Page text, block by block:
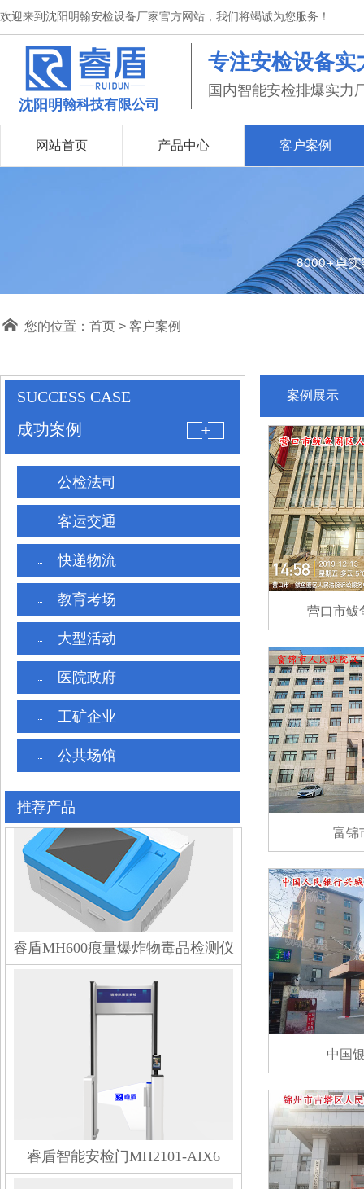
欢迎来到沈阳明翰安检设备厂家官方网站，我们将竭诚为您服务！
专注安检设备实
国内智能安检排爆实力
沈阳明翰科技有限公司
网站首页 产品中心 客户案例
您的位置： 首页 > 客户案例
SUCCESS CASE
成功案例
公检法司
客运交通
快递物流
教育考场
大型活动
医院政府
工矿企业
公共场馆
推荐产品
睿盾MH600痕量爆炸物毒品检测仪
睿盾智能安检门MH2101-AIX6
案例展示
营口市鲅
富锦
中国